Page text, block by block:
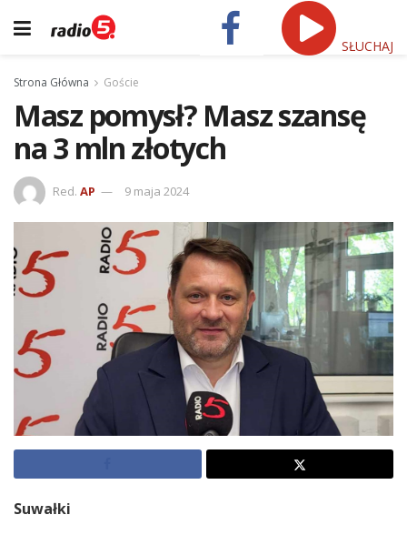
SŁUCHAJ
Strona Główna Goście
Masz pomysł? Masz szansę
na 3 mln złotych
Red. AP 9 maja 2024
Suwałki